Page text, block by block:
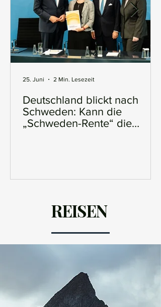
Deutschland blickt nach
Schweden: Kann die
„Schweden-Rente“ die
25. Juni 2 Min. Lesezeit
REISEN